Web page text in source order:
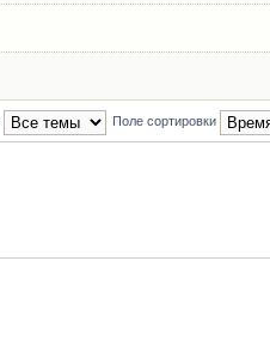
Поле сортировки